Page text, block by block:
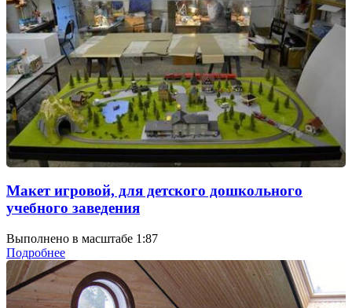
Макет игровой, для детского дошкольного
учебного заведения
Выполнено в масштабе 1:87
Подробнее